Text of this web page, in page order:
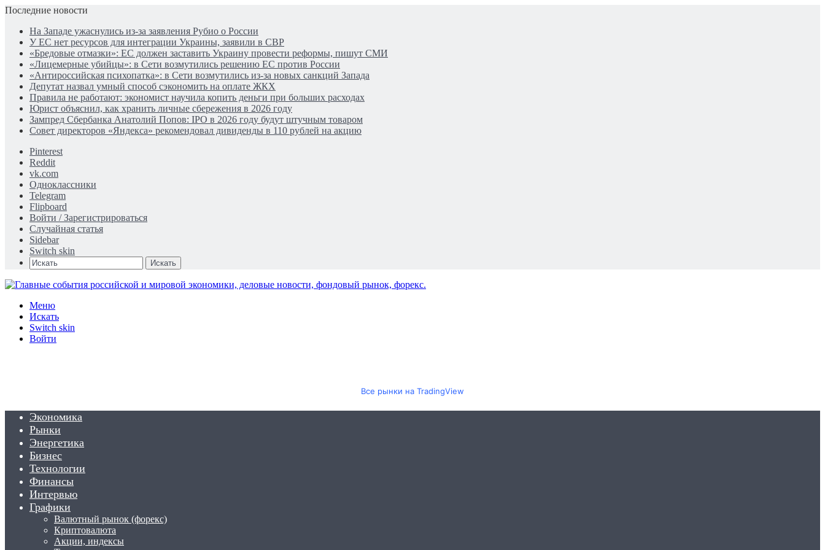
Последние новости
На Западе ужаснулись из-за заявления Рубио о России
У ЕС нет ресурсов для интеграции Украины, заявили в СВР
«Бредовые отмазки»: ЕС должен заставить Украину провести реформы, пишут СМИ
«Лицемерные убийцы»: в Сети возмутились решению ЕС против России
«Антироссийская психопатка»: в Сети возмутились из-за новых санкций Запада
Депутат назвал умный способ сэкономить на оплате ЖКХ
Правила не работают: экономист научила копить деньги при больших расходах
Юрист объяснил, как хранить личные сбережения в 2026 году
Зампред Сбербанка Анатолий Попов: IPO в 2026 году будут штучным товаром
Совет директоров «Яндекса» рекомендовал дивиденды в 110 рублей на акцию
Pinterest
Reddit
vk.com
Одноклассники
Telegram
Flipboard
Войти / Зарегистрироваться
Случайная статья
Sidebar
Switch skin
Искать
Меню
Искать
Switch skin
Войти
Все рынки на TradingView
Экономика
Рынки
Энергетика
Бизнес
Технологии
Финансы
Интервью
Графики
Валютный рынок (форекс)
Криптовалюта
Акции, индексы